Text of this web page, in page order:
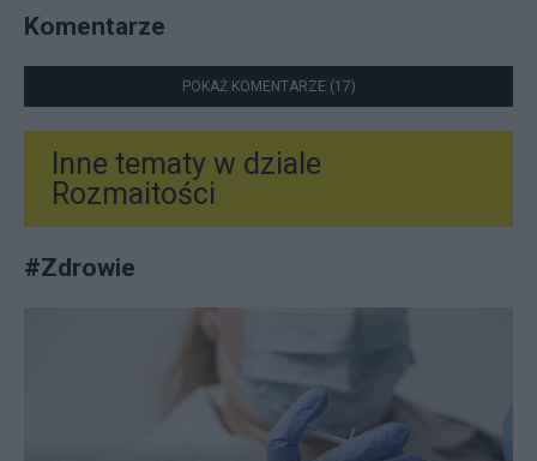
Komentarze
POKAŻ KOMENTARZE (17)
Inne tematy w dziale
Rozmaitości
#Zdrowie